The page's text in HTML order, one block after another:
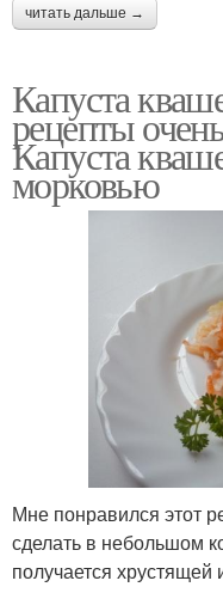
читать дальше →
Капуста
рецепты
Капуста
морковью
Мне понравился этот
сделать в небольшом
получается хрустящей